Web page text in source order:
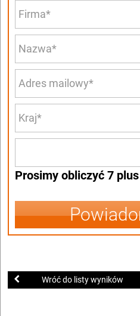
Prosimy obliczyć 7
Wróć do listy wyników